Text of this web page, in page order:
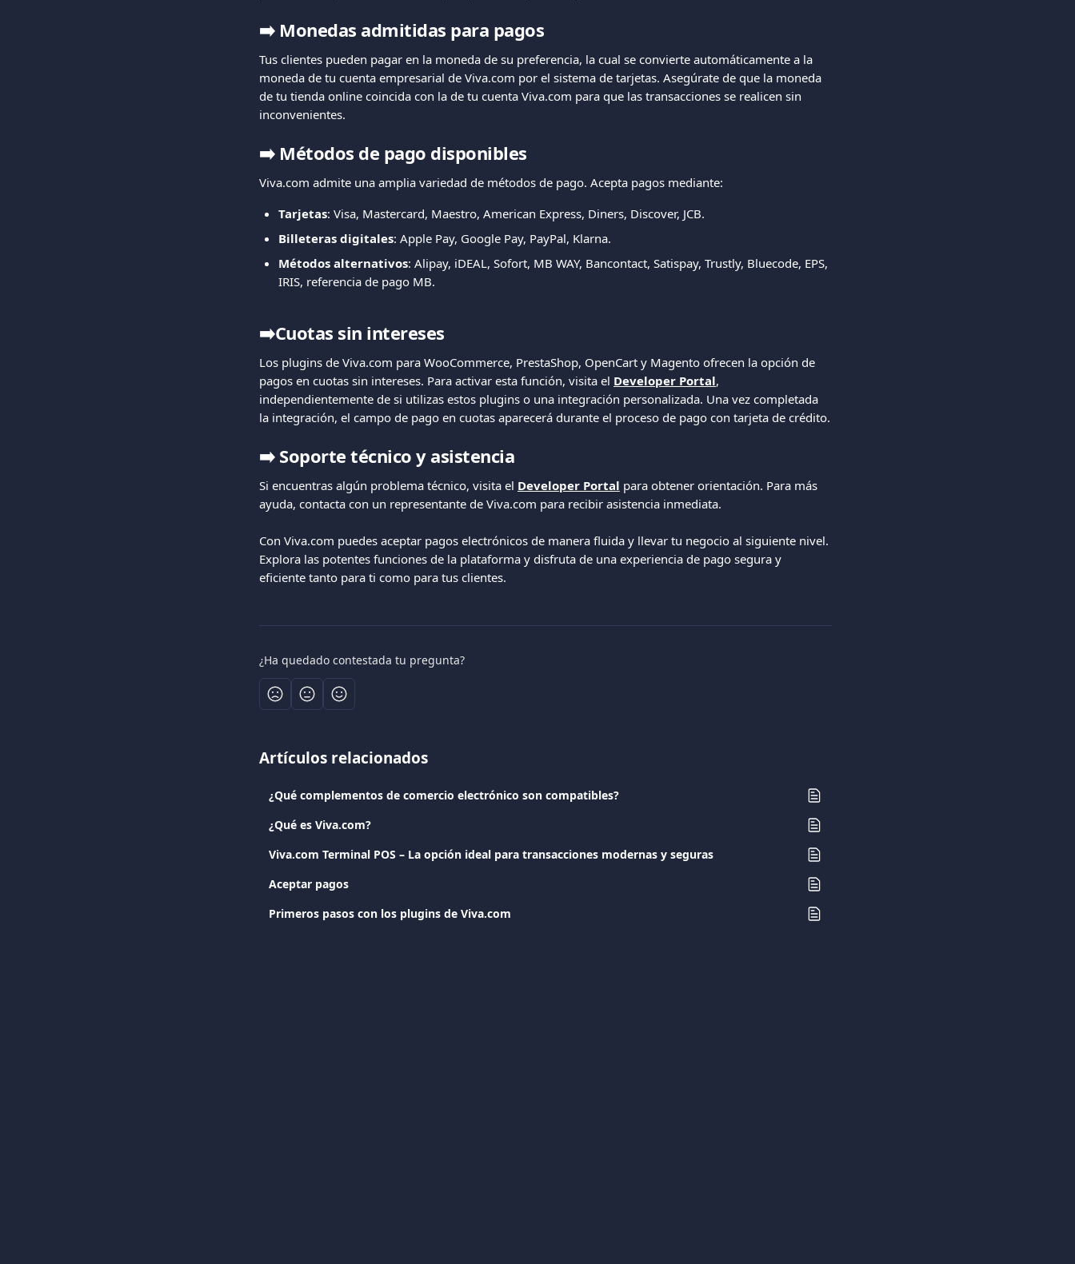
➡️ Monedas admitidas para pagos
Tus clientes pueden pagar en la moneda de su preferencia, la cual se convierte automáticamente a la
moneda de tu cuenta empresarial de Viva.com por el sistema de tarjetas. Asegúrate de que la moneda
de tu tienda online coincida con la de tu cuenta Viva.com para que las transacciones se realicen sin
inconvenientes.
➡️ Métodos de pago disponibles
Viva.com admite una amplia variedad de métodos de pago. Acepta pagos mediante:
Tarjetas: Visa, Mastercard, Maestro, American Express, Diners, Discover, JCB.
Billeteras digitales: Apple Pay, Google Pay, PayPal, Klarna.
Métodos alternativos: Alipay, iDEAL, Sofort, MB WAY, Bancontact, Satispay, Trustly, Bluecode, EPS,
IRIS, referencia de pago MB.
➡️Cuotas sin intereses
Los plugins de Viva.com para WooCommerce, PrestaShop, OpenCart y Magento ofrecen la opción de
pagos en cuotas sin intereses. Para activar esta función, visita el Developer Portal,
independientemente de si utilizas estos plugins o una integración personalizada. Una vez completada
la integración, el campo de pago en cuotas aparecerá durante el proceso de pago con tarjeta de crédito.
➡️ Soporte técnico y asistencia
Si encuentras algún problema técnico, visita el Developer Portal para obtener orientación. Para más
ayuda, contacta con un representante de Viva.com para recibir asistencia inmediata.
Con Viva.com puedes aceptar pagos electrónicos de manera fluida y llevar tu negocio al siguiente nivel.
Explora las potentes funciones de la plataforma y disfruta de una experiencia de pago segura y
eficiente tanto para ti como para tus clientes.
¿Ha quedado contestada tu pregunta?
Artículos relacionados
¿Qué complementos de comercio electrónico son compatibles?
¿Qué es Viva.com?
Viva.com Terminal POS – La opción ideal para transacciones modernas y seguras
Aceptar pagos
Primeros pasos con los plugins de Viva.com